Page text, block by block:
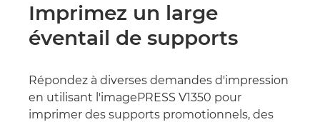
Imprimez un large
éventail de supports
Répondez à diverses demandes d'impression
en utilisant l'imagePRESS V1350 pour
imprimer des supports promotionnels, des